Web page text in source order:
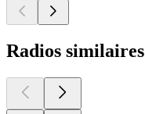
Radios similaires